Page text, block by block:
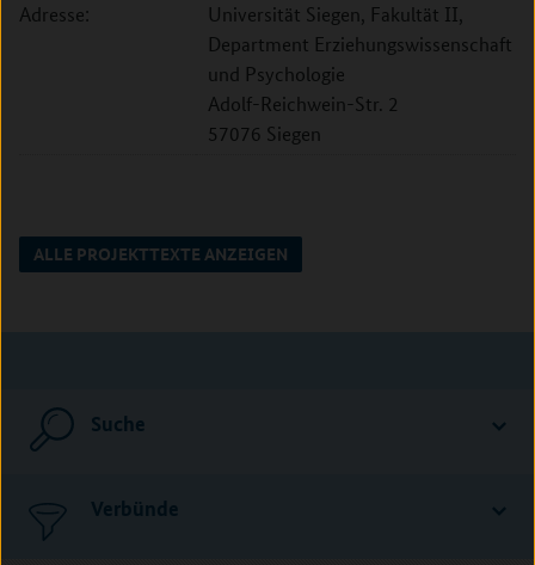
Adresse:
Universität Siegen, Fakultät II,
Department Erziehungswissenschaft
und Psychologie
Adolf-Reichwein-Str. 2
57076 Siegen
ALLE PROJEKTTEXTE ANZEIGEN
Suche
Verbünde